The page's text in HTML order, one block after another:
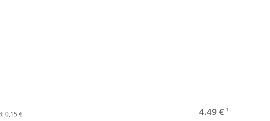
4.49 € 1
0,15 €